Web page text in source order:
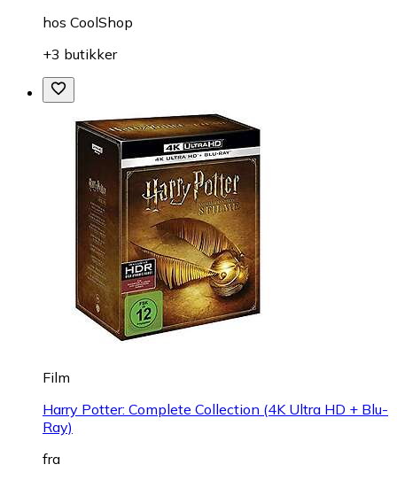
hos CoolShop
+3 butikker
Film
Harry Potter: Complete Collection (4K Ultra HD + Blu-
Ray)
fra